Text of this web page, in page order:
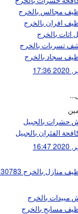
مجالس بالخرج
افران بالخرج
اثات بالخرج
تسربات بالخرج
سجاد بالخرج
حشرات بالجبيل
الفئران بالجبيل
بالخرج 0555430783
مبيدات بالخرج
مسابح بالخرج